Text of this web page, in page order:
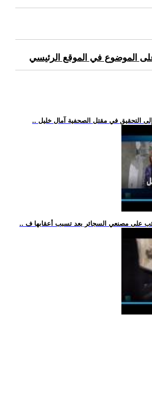
الموضوع في الموقع الرئيسي
إلى التحقيق في مقتل الصحفية آمال خليل
على مصنعي السجائر بعد تسبب أعقابها ف